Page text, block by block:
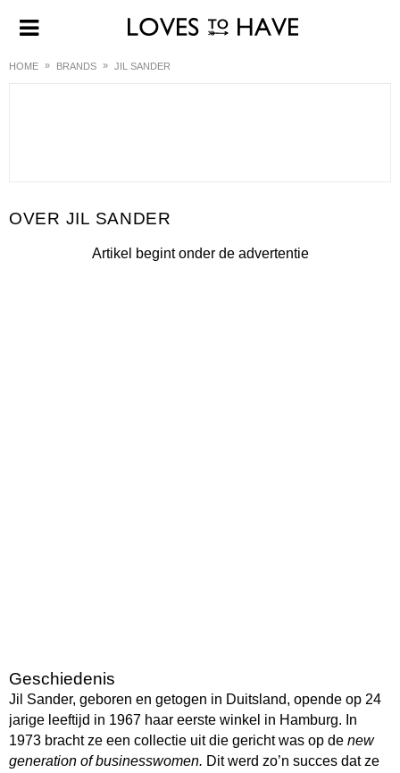
HOME BRANDS JIL SANDER
JIL SANDER
Artikel begint onder de advertentie
Geschiedenis
Jil Sander, geboren en getogen in Duitsland, opende op 24
jarige leeftijd in 1967 haar eerste winkel in Hamburg. In
1973 bracht ze een collectie uit die gericht was op de new
generation of businesswomen. Dit werd zo’n succes dat ze